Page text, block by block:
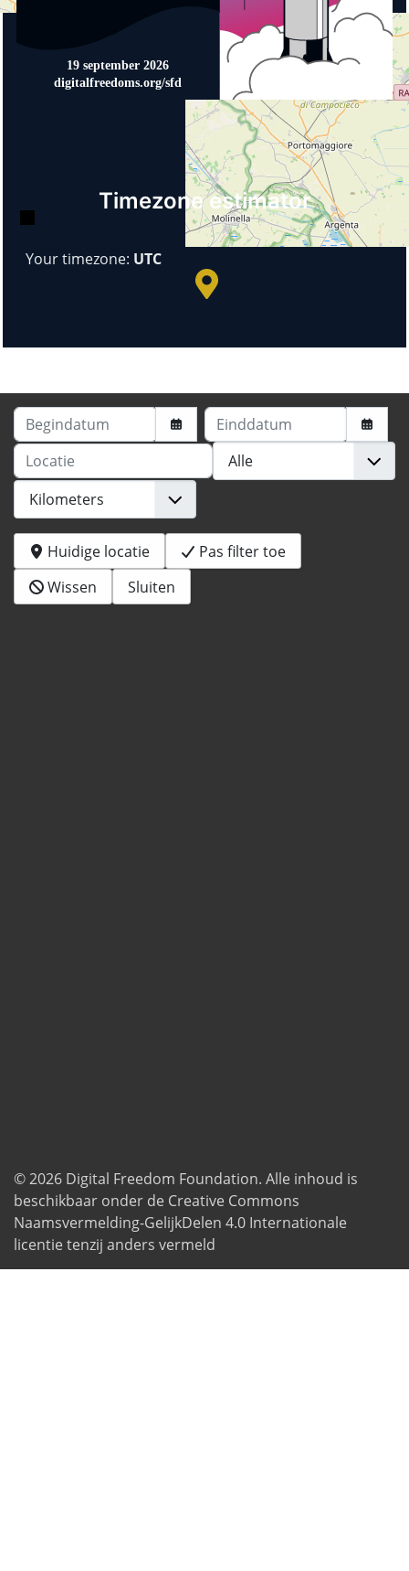
Timezone estimator
Your timezone: UTC
Begindatum
Einddatum
Locatie
Huidige locatie
Pas filter toe
Wissen
Sluiten
© 2026 Digital Freedom Foundation. Alle inhoud is
beschikbaar onder de Creative Commons
Naamsvermelding-GelijkDelen 4.0 Internationale
licentie tenzij anders vermeld